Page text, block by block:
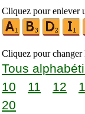
Cliquez pour enlever
Cliquez pour changer
Tous
10
11 12
20